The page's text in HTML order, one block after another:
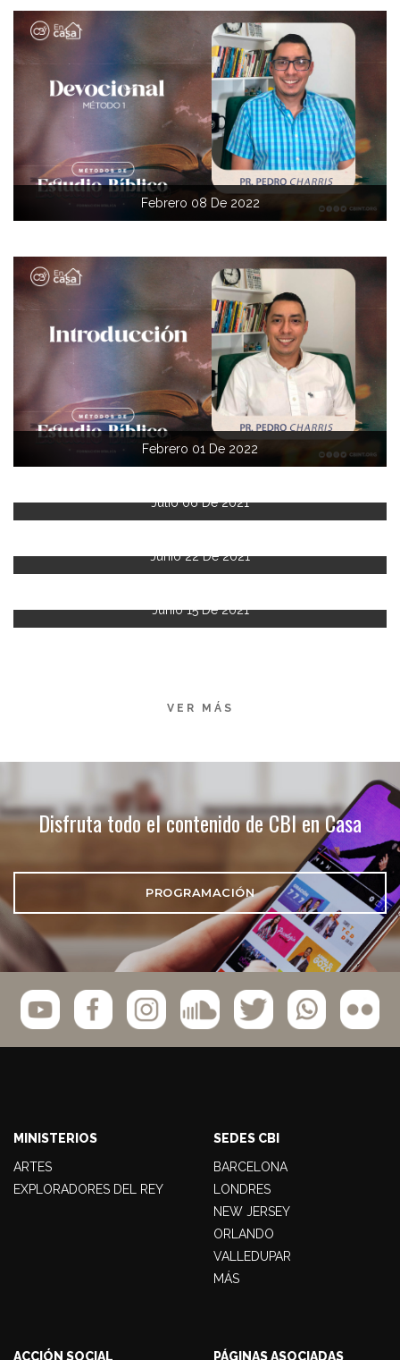
Febrero 08 De 2022
Febrero 01 De 2022
Julio 06 De 2021
Junio 22 De 2021
Junio 15 De 2021
VER MÁS
Disfruta todo el contenido de CBI en Casa
PROGRAMACIÓN
MINISTERIOS
ARTES
EXPLORADORES DEL REY
SEDES CBI
BARCELONA
LONDRES
NEW JERSEY
ORLANDO
VALLEDUPAR
MÁS
ACCIÓN SOCIAL
PÁGINAS ASOCIADAS